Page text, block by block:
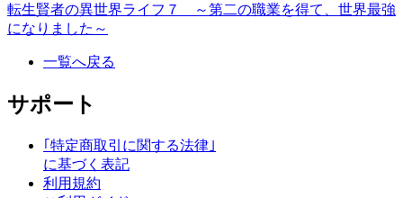
転生賢者の異世界ライフ７ ～第二の職業を得て、世界最強
になりました～
一覧へ戻る
サポート
｢特定商取引に関する法律｣
に基づく表記
利用規約